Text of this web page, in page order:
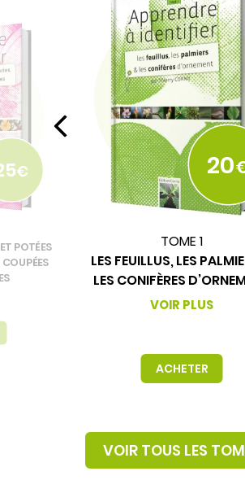
€
POTÉES
COUPÉES
20
TOME 1
LES FEUILLUS, LES
LES CONIFÈRES
VOIR PLUS
ACHETER
VOIR TOUS LES